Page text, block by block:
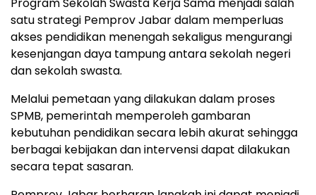
satu strategi Pemprov Jabar dalam memperluas
akses pendidikan menengah sekaligus mengurangi
kesenjangan daya tampung antara sekolah negeri
dan sekolah swasta.
Melalui pemetaan yang dilakukan dalam proses
SPMB, pemerintah memperoleh gambaran
kebutuhan pendidikan secara lebih akurat sehingga
berbagai kebijakan dan intervensi dapat dilakukan
secara tepat sasaran.